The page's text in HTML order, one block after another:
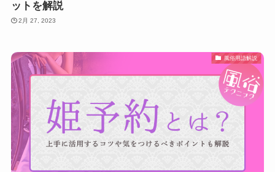
ットを解説
2月 27, 2023
風俗用語解説